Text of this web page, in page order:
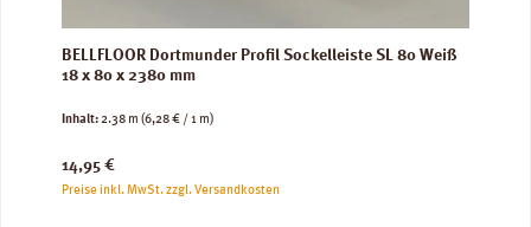
BELLFLOOR Dortmunder Profil Sockelleiste SL 80 Weiß
18 x 80 x 2380 mm
Inhalt:2.38 m (6,28 € / 1 m)
Regulärer Preis:
14,95 €
Preise inkl. MwSt. zzgl. Versandkosten